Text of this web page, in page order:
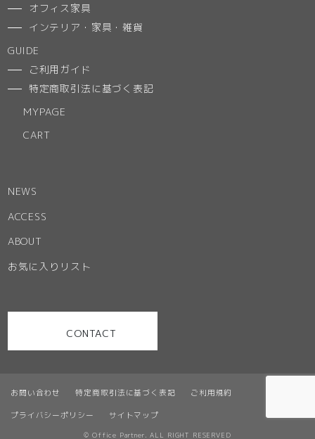
お問い合わせ 特定商取引法に基づく表記 ご利用規約
プライバシーポリシー サイトマップ
オフィス家具
インテリア・家具・雑貨
GUIDE
ご利用ガイド
特定商取引法に基づく表記
MYPAGE
CART
NEWS
ACCESS
ABOUT
お気に入りリスト
CONTACT
© Office Partner. ALL RIGHT RESERVED